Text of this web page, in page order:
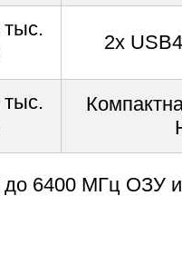
2x
тыс.
6400 МГц ОЗУ